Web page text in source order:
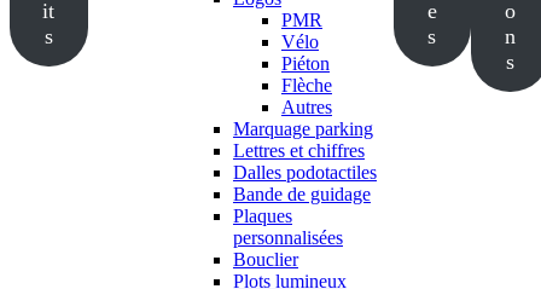
it
s
PMR
Vélo
Piéton
Flèche
Autres
Marquage parking
Lettres et chiffres
Dalles podotactiles
Bande de guidage
Plaques
personnalisées
Bouclier
Plots lumineux
e
s
o
n
s